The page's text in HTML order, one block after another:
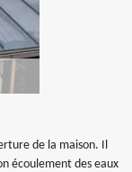
de la maison. Il
écoulement des eaux